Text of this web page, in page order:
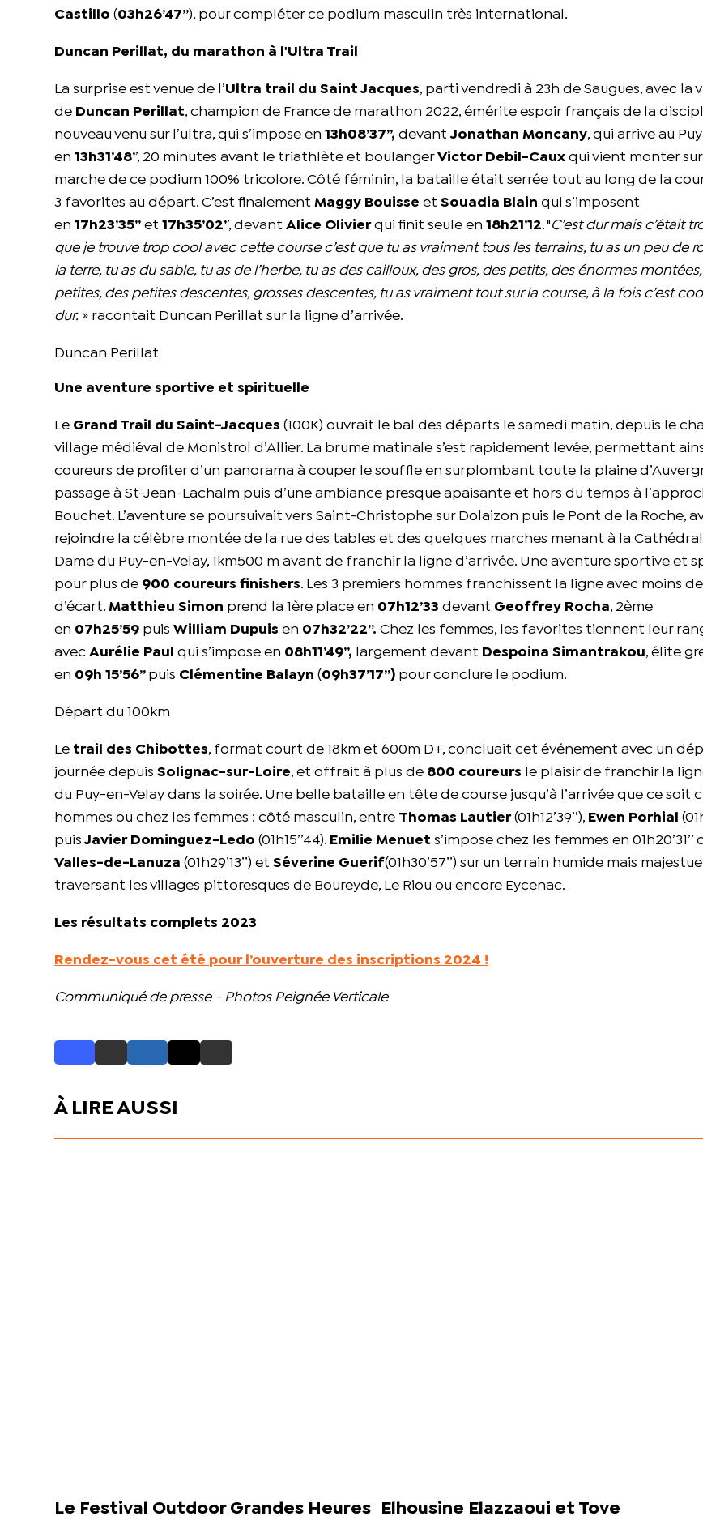
Castillo (03h26’47’’), pour compléter ce podium masculin très international.
Duncan Perillat, du marathon à l'Ultra Trail
La surprise est venue de l’Ultra trail du Saint Jacques, parti vendredi à 23h de Saugues, avec la
de Duncan Perillat, champion de France de marathon 2022, émérite espoir français de la
nouveau venu sur l’ultra, qui s’impose en13h08’37’’, devantJonathan Moncany, qui arrive au
en13h31’48’’, 20 minutes avant le triathlète et boulangerVictor Debil-Caux qui vient monter sur
marche de ce podium 100% tricolore. Côté féminin, la bataille était serrée tout au long de la
3 favorites au départ. C’est finalementMaggy Bouisse etSouadia Blain qui s’imposent
en17h23’35’’ et17h35’02’’, devantAlice Olivierqui finit seule en18h21’12. " C’est dur mais c’était
que je trouve trop cool avec cette course c’est que tu as vraiment tous les terrains, tu as un peu de
la terre, tu as du sable, tu as de l’herbe, tu as des cailloux, des gros, des petits, des énormes
petites, des petites descentes, grosses descentes, tu as vraiment tout sur la course, à la fois c’est
dur. » racontait Duncan Perillat sur la ligne d’arrivée.
Duncan Perillat
Une aventure sportive et spirituelle
Le Grand Trail du Saint-Jacques(100K) ouvrait le bal des départs le samedi matin, depuis le
village médiéval de Monistrol d’Allier. La brume matinale s’est rapidement levée, permettant
coureurs de profiter d’un panorama à couper le souffle en surplombant toute la plaine
passage à St-Jean-Lachalm puis d’une ambiance presque apaisante et hors du temps à
Bouchet. L’aventure se poursuivait vers Saint-Christophe sur Dolaizon puis le Pont de la Roche,
rejoindre la célèbre montée de la rue des tables et des quelques marches menant à la
Dame du Puy-en-Velay, 1km500 m avant de franchir la ligne d’arrivée. Une aventure sportive et
pour plus de 900 coureurs finishers. Les 3 premiers hommes franchissent la ligne avec moins
d’écart.Matthieu Simon prend la 1ère place en 07h12’33 devant Geoffrey Rocha, 2ème
en 07h25’59 puisWilliam Dupuisen 07h32’22’’.Chez les femmes, les favorites tiennent leur
avecAurélie Paulqui s’impose en 08h11’49’’, largement devant Despoina Simantrakou, élite
en 09h 15’56’’ puis Clémentine Balayn(09h37’17’’) pour conclure le podium.
Départ du 100km
Le trail des Chibottes, format court de 18km et 600m D+, concluait cet événement avec un
journée depuisSolignac-sur-Loire, et offrait à plus de 800 coureurs le plaisir de franchir la
du Puy-en-Velay dans la soirée. Une belle bataille en tête de course jusqu’à l’arrivée que ce soit
hommes ou chez les femmes : côté masculin, entre Thomas Lautier(01h12’39’’), Ewen Porhial
puis Javier Dominguez-Ledo (01h15’’44). Emilie Menuet s’impose chez les femmes en 01h20’31’’
Valles-de-Lanuza (01h29’13’’) etSéverine Guerif(01h30’57’’) sur un terrain humide mais
traversant les villages pittoresques de Boureyde, Le Riou ou encore Eycenac.
Les résultats complets 2023
Rendez-vous cet été pour l’ouverture des inscriptions 2024 !
Communiqué de presse - Photos Peignée Verticale
À LIRE AUSSI
Le Festival Outdoor Grandes Heures Elhousine Elazzaoui et Tove